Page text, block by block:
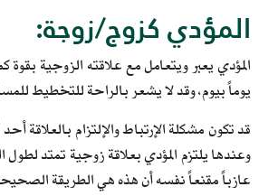
المؤدي كزوج/زوجة:
المؤدي يعبر ويتعامل مع علاقته الزوجية
يوماً بيوم، وقد لا يشعر بالراحة للتخطيط
قد تكون مشكلة الإرتباط والإلتزام بالعلاقة
وعندها يلتزم المؤدي بعلاقة زوجية تمتد
عازباً مقنعاً نفسه أن هذه هي الطريقة